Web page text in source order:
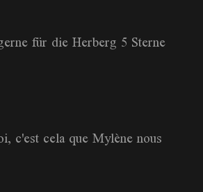
für die Herberg 5 Sterne
c'est cela que Mylène nous